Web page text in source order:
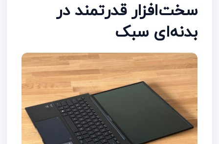
سخت‌افزار قدرتمند در
بدنه‌ای سبک